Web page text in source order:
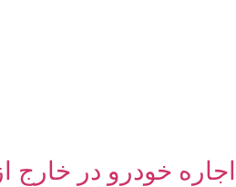
اجاره خودرو در خارج